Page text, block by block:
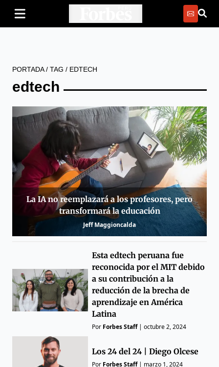
PORTADA/ TAG / EDTECH
edtech
La IA no reemplazará a los profesores, pero
transformará la educación
Jeff Maggioncalda
Esta edtech peruana fue
reconocida por el MIT debido
a su contribución a la
reducción de la brecha de
aprendizaje en América
Latina
Por Forbes Staff|octubre 2, 2024
Los 24 del 24 | Diego Olcese
Por Forbes Staff| marzo 1, 2024